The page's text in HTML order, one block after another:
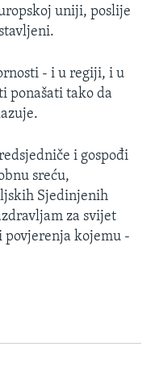
uniji, poslije
- i u regiji, i u
ponašati tako da
i gospođi
sreću,
Sjedinjenih
za svijet
povjerenja kojemu -